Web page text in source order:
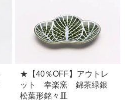
★【40％OFF】アウトレ
ット 幸楽窯 錦茶緑銀
松葉形銘々皿